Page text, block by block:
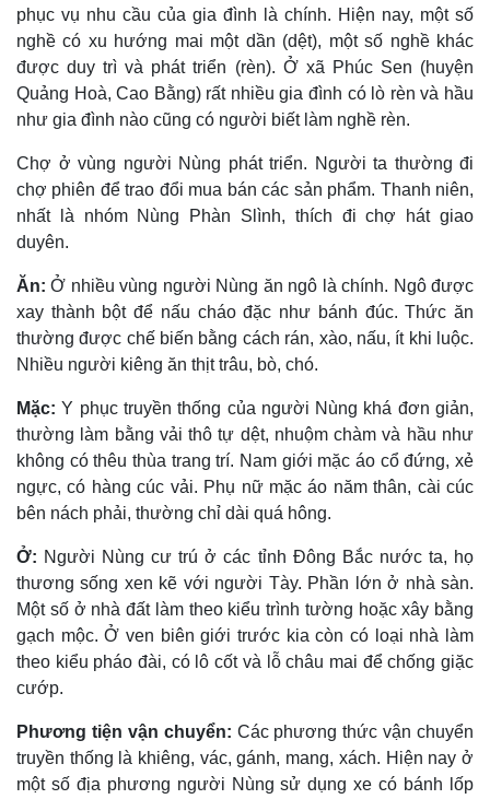
phục vụ nhu cầu của gia đình là chính. Hiện nay, một số
nghề có xu hướng mai một dần (dệt), một số nghề khác
được duy trì và phát triển (rèn). Ở xã Phúc Sen (huyện
Quảng Hoà, Cao Bằng) rất nhiều gia đình có lò rèn và hầu
như gia đình nào cũng có người biết làm nghề rèn.
Chợ ở vùng người Nùng phát triển. Người ta thường đi
chợ phiên để trao đổi mua bán các sản phẩm. Thanh niên,
nhất là nhóm Nùng Phàn Slình, thích đi chợ hát giao
duyên.
Ăn: Ở nhiều vùng người Nùng ăn ngô là chính. Ngô được
xay thành bột để nấu cháo đặc như bánh đúc. Thức ăn
thường được chế biến bằng cách rán, xào, nấu, ít khi luộc.
Nhiều người kiêng ăn thịt trâu, bò, chó.
Mặc: Y phục truyền thống của người Nùng khá đơn giản,
thường làm bằng vải thô tự dệt, nhuộm chàm và hầu như
không có thêu thùa trang trí. Nam giới mặc áo cổ đứng, xẻ
ngực, có hàng cúc vải. Phụ nữ mặc áo năm thân, cài cúc
bên nách phải, thường chỉ dài quá hông.
Ở: Người Nùng cư trú ở các tỉnh Ðông Bắc nước ta, họ
thương sống xen kẽ với người Tày. Phần lớn ở nhà sàn.
Một số ở nhà đất làm theo kiểu trình tường hoặc xây bằng
gạch mộc. Ở ven biên giới trước kia còn có loại nhà làm
theo kiểu pháo đài, có lô cốt và lỗ châu mai để chống giặc
cướp.
Phương tiện vận chuyển: Các phương thức vận chuyển
truyền thống là khiêng, vác, gánh, mang, xách. Hiện nay ở
một số địa phương người Nùng sử dụng xe có bánh lốp